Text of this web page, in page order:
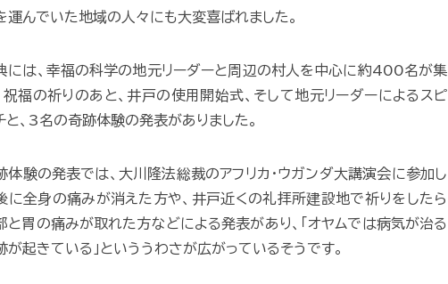
運んでいた地域の人々にも大変喜ばれました。
には、幸福の科学の地元リーダーと周辺の村人を中心に約400名が集
祝福の祈りのあと、井戸の使用開始式、そして地元リーダーによるスピ
と、3名の奇跡体験の発表がありました。
体験の発表では、大川隆法総裁のアフリカ・ウガンダ大講演会に参加し
に全身の痛みが消えた方や、井戸近くの礼拝所建設地で祈りをしたら
と胃の痛みが取れた方などによる発表があり、「オヤムでは病気が治る
が起きている」といううわさが広がっているそうです。